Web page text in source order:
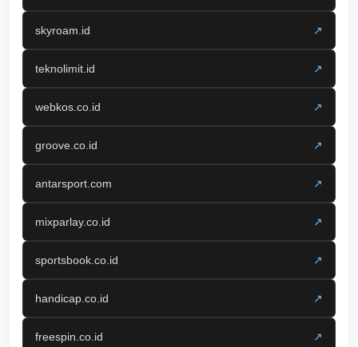
skyroam.id ↗
teknolimit.id ↗
webkos.co.id ↗
groove.co.id ↗
antarsport.com ↗
mixparlay.co.id ↗
sportsbook.co.id ↗
handicap.co.id ↗
freespin.co.id ↗